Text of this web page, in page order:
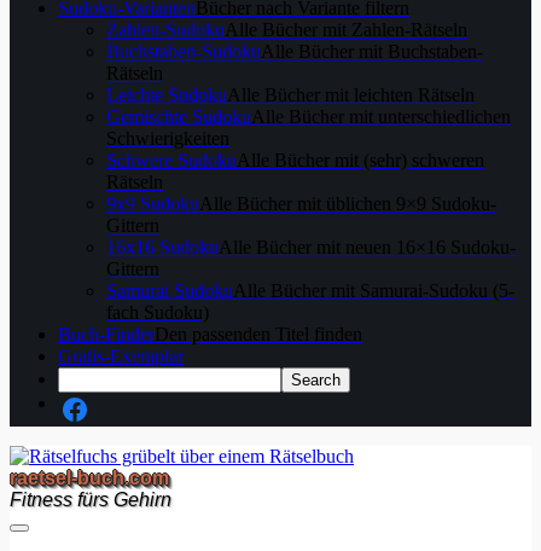
Sudoku-VariantenBücher nach Variante filtern
Zahlen-Sudoku Alle Bücher mit Zahlen-Rätseln
Buchstaben-Sudoku Alle Bücher mit Buchstaben-
Rätseln
Leichte Sudoku Alle Bücher mit leichten Rätseln
Gemischte Sudoku Alle Bücher mit unterschiedlichen
Schwierigkeiten
Schwere Sudoku Alle Bücher mit (sehr) schweren
Rätseln
9x9 Sudoku Alle Bücher mit üblichen 9×9 Sudoku-
Gittern
16x16 Sudoku Alle Bücher mit neuen 16×16 Sudoku-
Gittern
Samurai Sudoku Alle Bücher mit Samurai-Sudoku (5-
fach Sudoku)
Buch-FinderDen passenden Titel finden
Gratis-Exemplar
raetsel-buch.com
Fitness fürs Gehirn